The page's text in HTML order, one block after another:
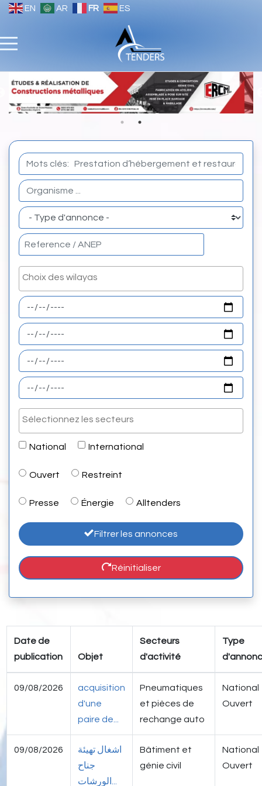
EN AR FR ES
National International
Ouvert Restreint
Presse Énergie Alltenders
Filtrer les annonces
Réinitialiser
Date de
publication
Objet
Secteurs
d'activité
Type
09/08/2026
acquisition
d'une
paire de...
Pneumatiques
et pièces de
rechange auto
National
Ouvert
09/08/2026
اشغال تهيئة
جناح
الورشات...
Bâtiment et
génie civil
National
Ouvert